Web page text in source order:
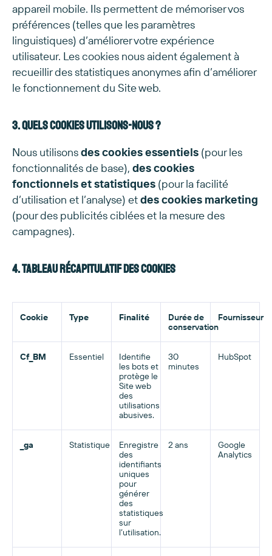
appareil mobile. Ils permettent de mémoriser vos
préférences (telles que les paramètres
linguistiques) d’améliorer votre expérience
utilisateur. Les cookies nous aident également à
recueillir des statistiques anonymes afin d’améliorer
le fonctionnement du Site web.
3. Quels cookies utilisons-nous ?
Nous utilisonsdes cookies essentiels (pour les
fonctionnalités de base), des cookies
fonctionnels et statistiques (pour la facilité
d’utilisation et l’analyse) etdes cookies marketing
(pour des publicités ciblées et la mesure des
campagnes).
4. Tableau récapitulatif des cookies
Cookie Type Finalité
Durée de
conservation
Fournisseur
Cf_BM Essentiel
Identifie
les bots et
protège le
Site web
des
utilisations
abusives.
30
minutes
HubSpot
_ga Statistique
Enregistre
des
identifiants
uniques
pour
générer
des
statistiques
sur
l’utilisation.
2 ans
Google
Analytics